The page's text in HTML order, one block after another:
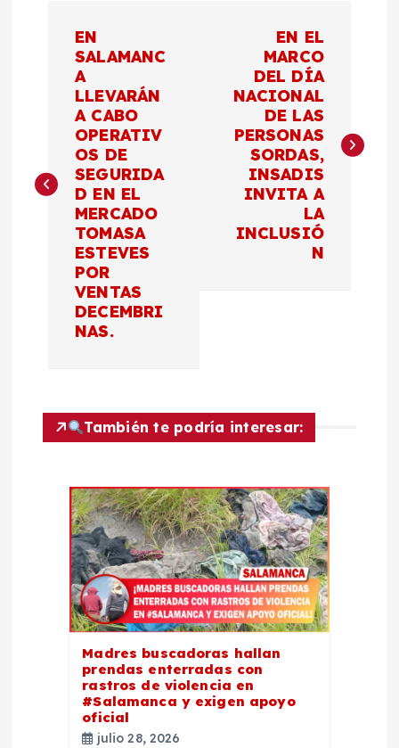
g
n
EN
SALAMANC
A
LLEVARÁN
A CABO
OPERATIV
OS DE
SEGURIDA
D EN EL
MERCADO
TOMASA
ESTEVES
POR
VENTAS
DECEMBRI
NAS.
EN EL
MARCO
DEL DÍA
NACIONAL
DE LAS
PERSONAS
SORDAS,
INSADIS
INVITA A
LA
INCLUSIÓ
N
También te podría interesar:
Madres buscadoras hallan
prendas enterradas con
rastros de violencia en
#Salamanca y exigen apoyo
oficial
julio 28, 2026